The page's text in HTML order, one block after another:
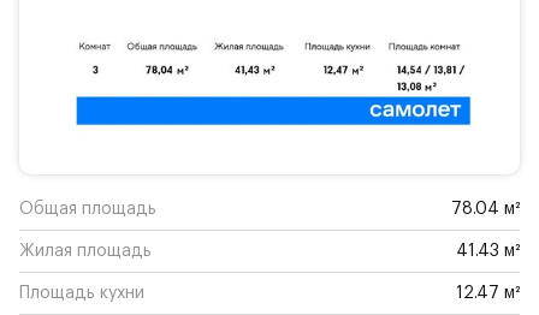
Общая площадь 78.04 м²
Жилая площадь 41.43 м²
Площадь кухни 12.47 м²